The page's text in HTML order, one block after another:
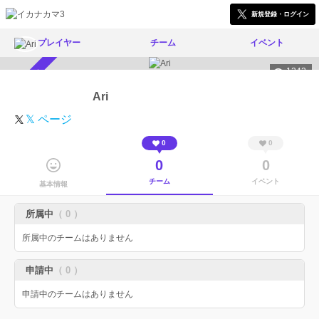
新規登録・ログイン
プレイヤー チーム イベント
1242
Ari
𝕏 ページ
基本情報
0
0
チーム
0
0
イベント
所属中 （ 0 ）
所属中のチームはありません
申請中 （ 0 ）
申請中のチームはありません